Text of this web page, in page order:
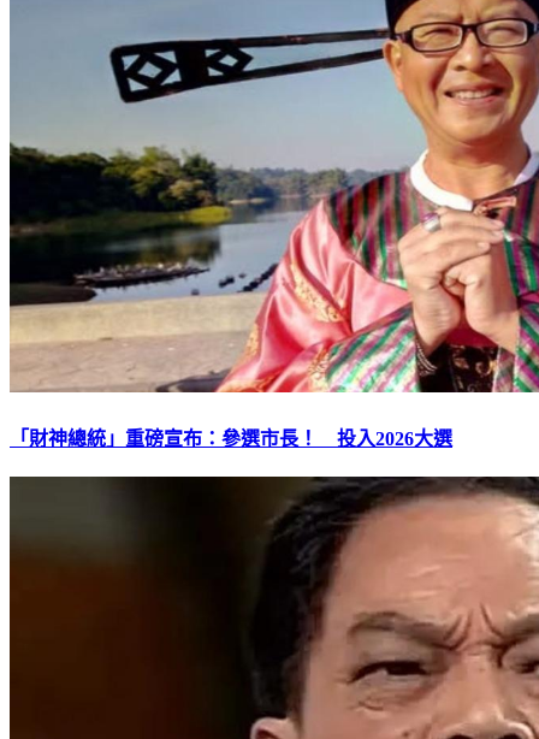
「財神總統」重磅宣布：參選市長！ 投入2026大選